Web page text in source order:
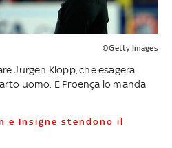
©Getty Images
Jurgen Klopp, che esagera
uomo. E Proença lo manda